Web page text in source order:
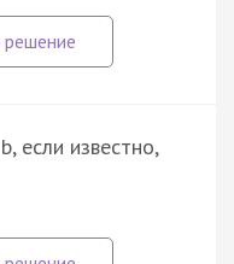
если известно,